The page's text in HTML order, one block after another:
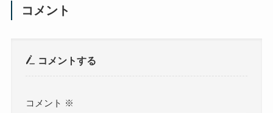
コメント
コメントする
コメント ※